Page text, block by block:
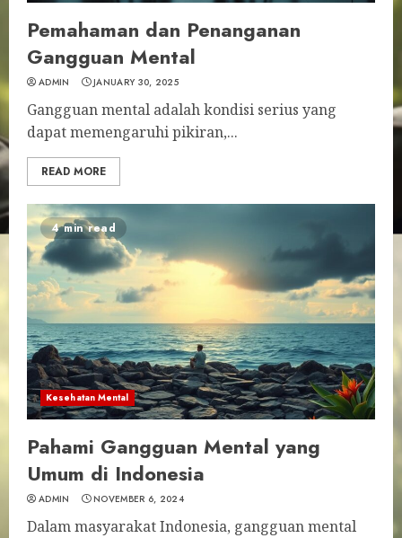
Pemahaman dan Penanganan
Gangguan Mental
ADMIN JANUARY 30, 2025
Gangguan mental adalah kondisi serius yang
dapat memengaruhi pikiran,...
READ MORE
4 min read
Kesehatan Mental
Pahami Gangguan Mental yang
Umum di Indonesia
ADMIN NOVEMBER 6, 2024
Dalam masyarakat Indonesia, gangguan mental